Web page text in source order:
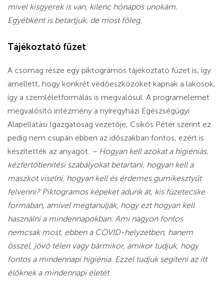
mivel kisgyerek is van, kilenc hónapos unokám.
Egyébként is betartjuk, de most főleg.
Tájékoztató füzet
A csomag része egy piktogramos tájékoztató füzet is, így
amellett, hogy konkrét védőeszközöket kapnak a lakosok,
így a szemléletformálás is megvalósul. A programelemet
megvalósító intézmény a nyíregyházi Egészségügyi
Alapellátási Igazgatóság vezetője, Csikós Péter szerint ez
pedig nem csupán ebben az időszakban fontos, ezért is
készítették az anyagot. – Hogyan kell azokat a higiéniás,
kézfertőtlenítési szabályokat betartani, hogyan kell a
maszkot viselni, hogyan kell és érdemes gumikesztyűt
felvenni? Piktogramos képeket adunk át, kis füzetecske
formában, amivel megtanulják, hogy ezt hogyan kell
használni a mindennapokban. Ami nagyon fontos
nemcsak most, ebben a COVID-helyzetben, hanem
ősszel, jövő télen vagy bármikor, amikor tudjuk, hogy
fontos a mindennapi higiénia. Ezzel tudjuk segíteni az itt
élőknek a mindennapi életét.